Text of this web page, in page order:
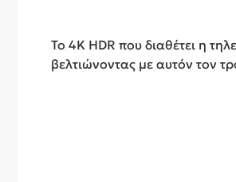
Το 4K HDR που διαθέτει η
βελτιώνοντας με αυτόν τον